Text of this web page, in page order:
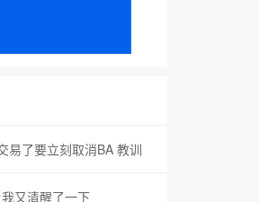
易了要立刻取消BA 教训
又清醒了一下